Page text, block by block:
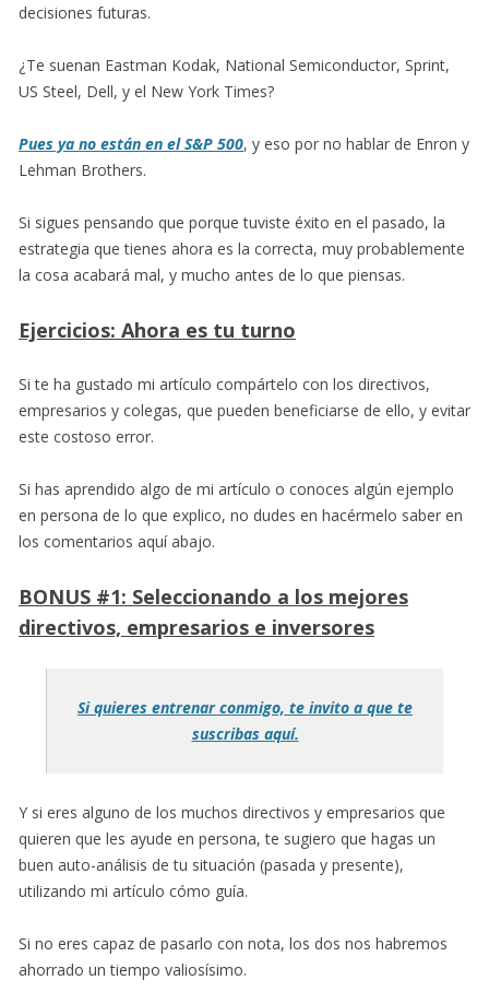
decisiones futuras.
¿Te suenan Eastman Kodak, National Semiconductor, Sprint,
US Steel, Dell, y el New York Times?
Pues ya no están en el S&P 500, y eso por no hablar de Enron y
Lehman Brothers.
Si sigues pensando que porque tuviste éxito en el pasado, la
estrategia que tienes ahora es la correcta, muy probablemente
la cosa acabará mal, y mucho antes de lo que piensas.
Ejercicios: Ahora es tu turno
Si te ha gustado mi artículo compártelo con los directivos,
empresarios y colegas, que pueden beneficiarse de ello, y evitar
este costoso error.
Si has aprendido algo de mi artículo o conoces algún ejemplo
en persona de lo que explico, no dudes en hacérmelo saber en
los comentarios aquí abajo.
BONUS #1: Seleccionando a los mejores
directivos, empresarios e inversores
Si quieres entrenar conmigo, te invito a que te
suscribas aquí.
Y si eres alguno de los muchos directivos y empresarios que
quieren que les ayude en persona, te sugiero que hagas un
buen auto-análisis de tu situación (pasada y presente),
utilizando mi artículo cómo guía.
Si no eres capaz de pasarlo con nota, los dos nos habremos
ahorrado un tiempo valiosísimo.